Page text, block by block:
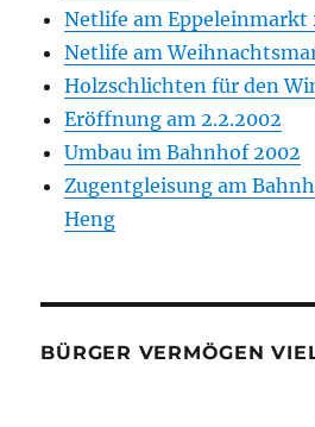
Netlife am Eppeleinmarkt
Netlife am
Holzschlichten für den
Eröffnung am 2.2.2002
Umbau im Bahnhof 2002
Zugentgleisung am
Heng
BÜRGER VERMÖGEN